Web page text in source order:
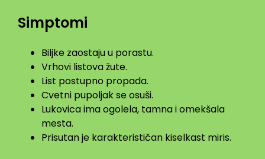
Simptomi
Biljke zaostaju u porastu.
Vrhovi listova žute.
List postupno propada.
Cvetni pupoljak se osuši.
Lukovica ima ogolela, tamna i omekšala
mesta.
Prisutan je karakterističan kiselkast miris.